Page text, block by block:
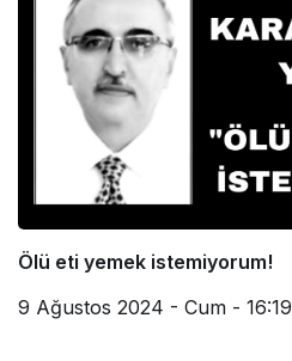
Ölü eti yemek istemiyorum!
9 Ağustos 2024 - Cum - 16:19